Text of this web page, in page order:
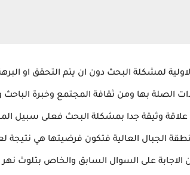
لمشكلة البحث دون ان يتم التحقق او
الصلة بها ومن ثقافة المجتمع وخبرة
ذا علاقة وثيقة جدا بمشكلة البحث فعلى سبيل
الجبال العالية فتكون فرضيتها هي نتيجة
على السوال السابق والخاص بتلوث نهر